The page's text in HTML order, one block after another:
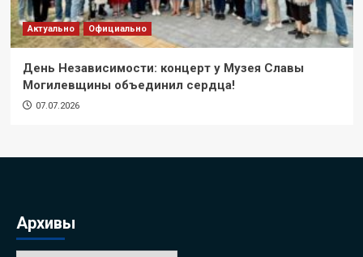
Актуально Официально
День Независимости: концерт у Музея Славы
Могилевщины объединил сердца!
07.07.2026
Архивы